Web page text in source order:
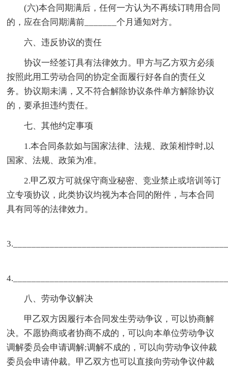
(六)本合同期满后，任何一方认为不再续订聘用合同
的，应在合同期满前_______个月通知对方。
六、违反协议的责任
协议一经签订具有法律效力。甲方与乙方双方必须
按照此用工劳动合同的协定全面履行好各自的责任义
务。协议期未满，又不符合解除协议条件单方解除协议
的，要承担违约责任。
七、其他约定事项
1.本合同条款如与国家法律、法规、政策相悖时,以
国家、法规、政策为准。
2.甲乙双方可就保守商业秘密、竞业禁止或培训等订
立专项协议，此类协议均视为本合同的附件，与本合同
具有同等的法律效力。
八、劳动争议解决
甲乙双方因履行本合同发生劳动争议，可以协商解
决。不愿协商或者协商不成的，可以向本单位劳动争议
调解委员会申请调解;调解不成的，可以向劳动争议仲裁
委员会申请仲裁。甲乙双方也可以直接向劳动争议仲裁